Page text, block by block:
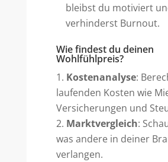
bleibst du motiviert
verhinderst Burnout.
Wie findest du deinen
Wohlfühlpreis?
Kostenanalyse:
laufenden Kosten wie
Versicherungen und
Marktvergleich:
was andere in deiner
verlangen.